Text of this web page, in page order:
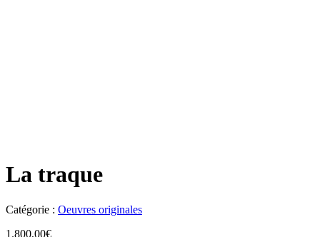
La traque
Catégorie : Oeuvres originales
1.800,00€